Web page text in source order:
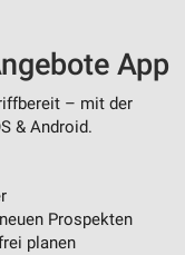
App
– mit der
& Android.
Prospekten
planen